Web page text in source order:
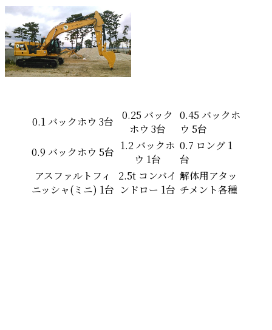
0.1 バックホウ 3台
0.25 バック
ホウ 3台
0.45 バックホ
ウ 5台
0.9 バックホウ 5台 1.2 バックホ
ウ 1台
0.7 ロング 1
台
アスファルトフィ
ニッシャ(ミニ) 1台
2.5t コンバイ
ンドロー 1台
解体用アタッ
チメント各種